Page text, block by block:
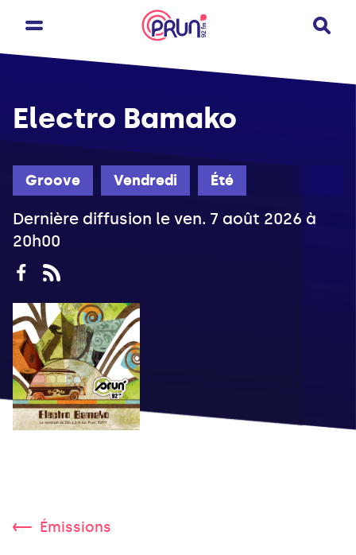
Groove Vendredi Été
Electro Bamako
Dernière diffusion le ven. 7 août 2026 à
20h00
Émissions